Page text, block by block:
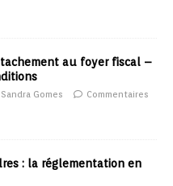
au foyer fiscal –
Sandra Gomes
Commentaires
: la réglementation en